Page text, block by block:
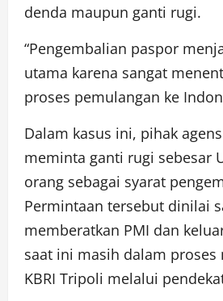
denda maupun ganti rugi.
“Pengembalian paspor
utama karena sangat
proses pemulangan ke
Dalam kasus ini, pihak
meminta ganti rugi sebesar
orang sebagai syarat
Permintaan tersebut dinilai
memberatkan PMI dan
saat ini masih dalam proses
KBRI Tripoli melalui